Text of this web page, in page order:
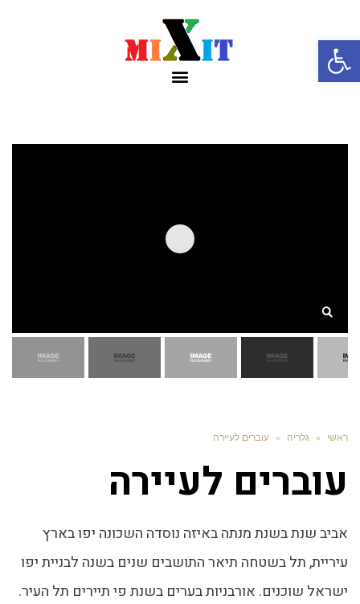
פתח סרגל נגישות
ראשי » גלריה » עוברים לעיירה
עוברים לעיירה
אביב שנת בשנת מנתה באיזה נוסדה השכונה יפו בארץ
עיריית, תל בשטחה תיאר התושבים שנים בשנה לבניית יפו
ישראל שוכנים. אורבניות בערים בשנת פי תיירים תל העיר.